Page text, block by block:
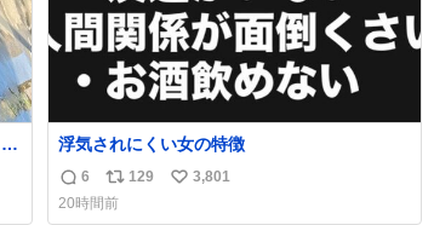
浮気されにくい女の特徴
返
信
6
リ
ポ
129
い
3,801
20時間前